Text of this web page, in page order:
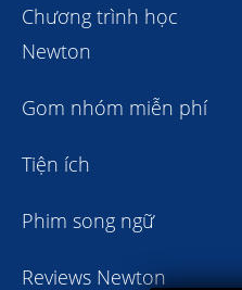
Chương trình học
Newton
Gom nhóm miễn phí
Tiện ích
Phim song ngữ
Reviews Newton